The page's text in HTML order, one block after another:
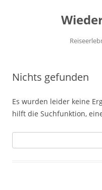
Nichts gefunden
Es wurden leider keine
hilft die Suchfunktion,
nach: